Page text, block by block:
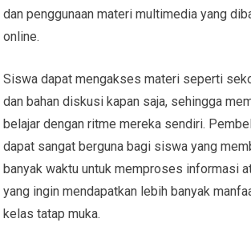
dan penggunaan materi multimedia yang
online.
Siswa dapat mengakses materi seperti
dan bahan diskusi kapan saja, sehingga
belajar dengan ritme mereka sendiri.
dapat sangat berguna bagi siswa yang
banyak waktu untuk memproses informasi
yang ingin mendapatkan lebih banyak
kelas tatap muka.